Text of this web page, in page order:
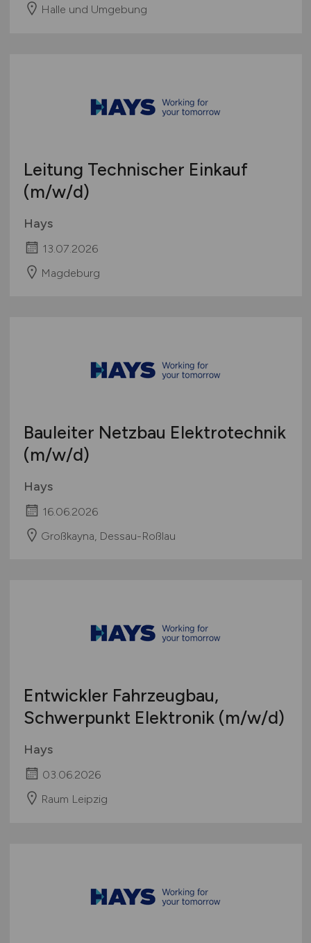
Halle und Umgebung
Leitung Technischer Einkauf
(m/w/d)
Hays
13.07.2026
Magdeburg
Bauleiter Netzbau Elektrotechnik
(m/w/d)
Hays
16.06.2026
Großkayna, Dessau-Roßlau
Entwickler Fahrzeugbau,
Schwerpunkt Elektronik (m/w/d)
Hays
03.06.2026
Raum Leipzig